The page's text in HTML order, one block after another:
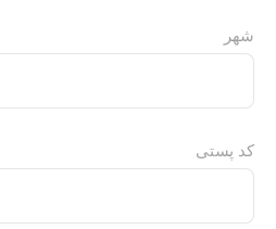
شهر
کد پستی